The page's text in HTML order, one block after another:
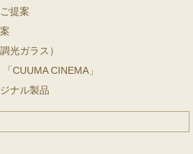
提案
光ガラス）
CUUMA CINEMA」
ナル製品